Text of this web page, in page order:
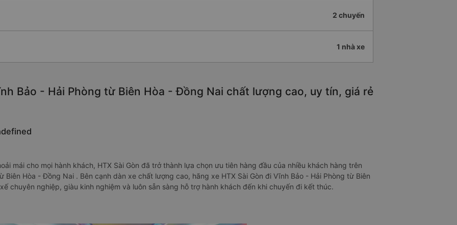
2 chuyến
1 nhà xe
Bảo - Hải Phòng từ Biên Hòa - Đồng Nai chất lượng cao, uy tín, giá rẻ
mái cho mọi hành khách, HTX Sài Gòn đã trở thành lựa chọn ưu tiên hàng đầu của nhiều khách hàng trên
Hòa - Đồng Nai . Bên cạnh dàn xe chất lượng cao, hãng xe HTX Sài Gòn đi Vĩnh Bảo - Hải Phòng từ Biên
chuyên nghiệp, giàu kinh nghiệm và luôn sẵn sàng hỗ trợ hành khách đến khi chuyến đi kết thúc.